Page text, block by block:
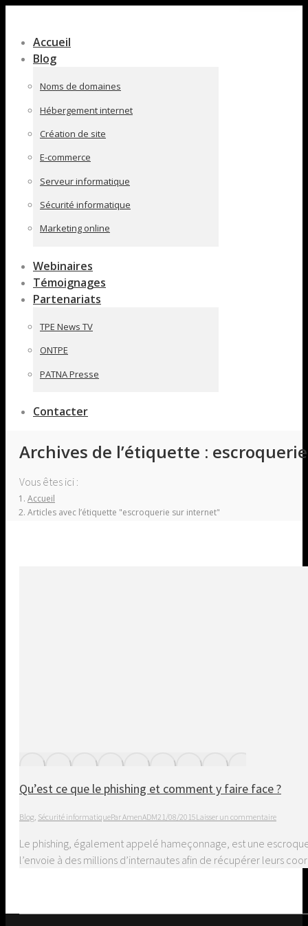
pleine
largeur
Accueil
Blog
Noms de domaines
Hébergement internet
Création de site
E-commerce
Serveur informatique
Sécurité informatique
Marketing online
Webinaires
Témoignages
Partenariats
TPE News TV
ONTPE
PATNA Presse
Contacter
Archives de l’étiquette :
Vous êtes ici :
Accueil
Articles avec l’étiquette "escroquerie sur internet"
Qu’est ce que le phishing et comment y faire face ?
Blog Sécurité informatiqueParAmenADM21/08/2015Laisser un commentaire
Le phishing, également appelé hameçonnage, est une
l’envoie à des millions d’internautes afin de récupérer leurs